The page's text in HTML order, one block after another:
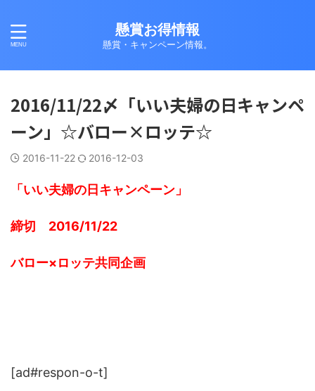
懸賞お得情報
懸賞・キャンペーン情報。
2016/11/22〆「いい夫婦の日キャンペ
ーン」☆バロー×ロッテ☆
2016-11-22 2016-12-03
「いい夫婦の日キャンペーン」
締切 2016/11/22
バロー×ロッテ共同企画
[ad#respon-o-t]